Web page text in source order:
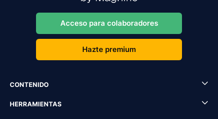
Acceso para colaboradores
Hazte premium
CONTENIDO
HERRAMIENTAS